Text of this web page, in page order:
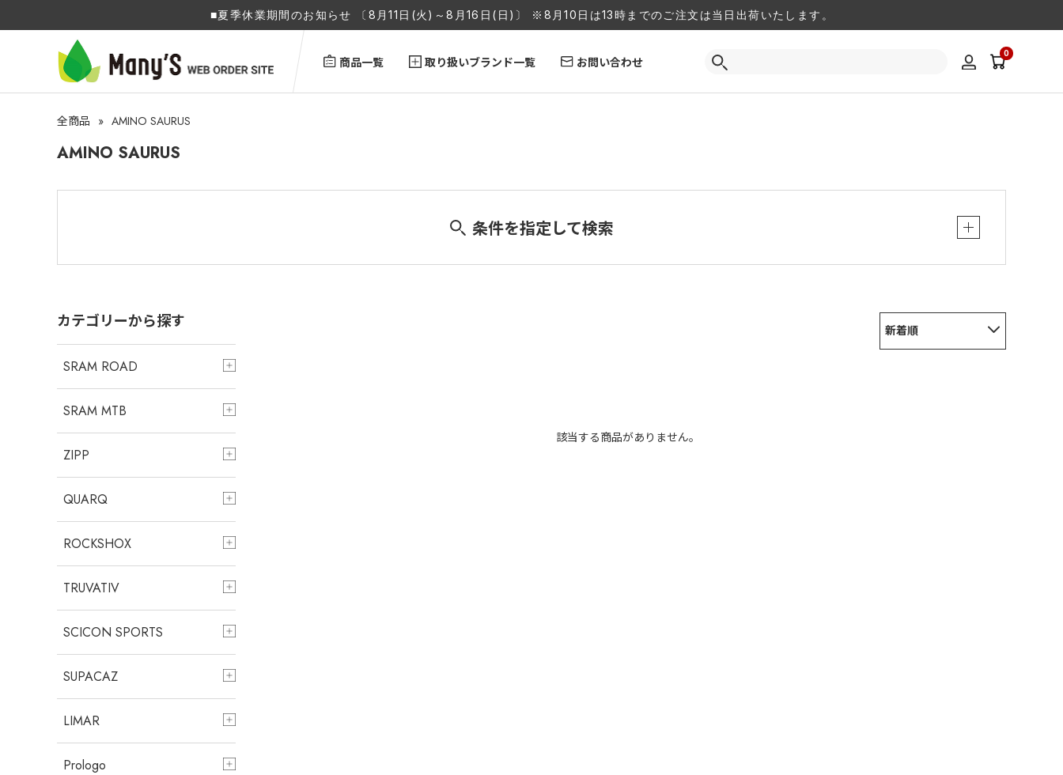
■夏季休業期間のお知らせ 〔8月11日(火)～8月16日(日)〕 ※8月10日は13時までのご注文は当日出荷いたします。
商品一覧 取り扱いブランド一覧 お問い合わせ
0
全商品 » AMINO SAURUS
AMINO SAURUS
条件を指定して検索
カテゴリーから探す
SRAM ROAD
SRAM MTB
ZIPP
QUARQ
ROCKSHOX
TRUVATIV
SCICON SPORTS
SUPACAZ
LIMAR
Prologo
新着順
該当する商品がありません。